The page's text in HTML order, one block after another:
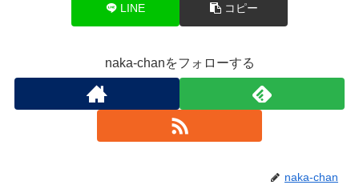
LINE コピー
naka-chanをフォローする
naka-chan